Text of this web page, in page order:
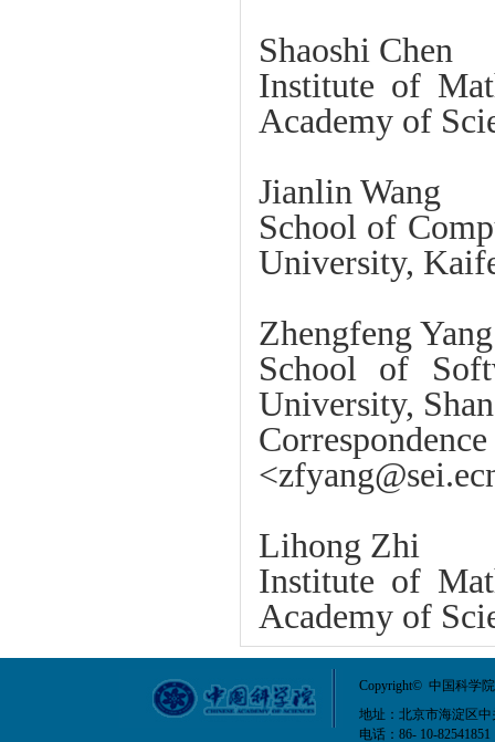
Shaoshi Chen
Institute of
Academy of
Jianlin Wang
School of
University,
Zhengfeng Yang
School of
University,
Lihong Zhi
Institute of
Academy of
Copyright© 中国科学
地址：北京市海淀区
电话：86- 10-